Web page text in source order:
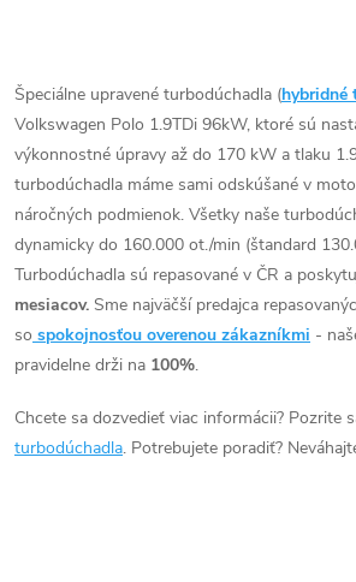
ASZ.
v
l
á
d
a
c
i
e
Špeciálne upravené turbodúchadla (hybridné
Volkswagen Polo 1.9TDi 96kW, ktoré sú
výkonnostné úpravy až do 170 kW a tlaku
turbodúchadla máme sami odskúšané v
náročných podmienok. Všetky naše
dynamicky do 160.000 ot./min (štandard
Turbodúchadla sú repasované v ČR a
mesiacov. Sme najväčší predajca
so spokojnosťou overenou zákazníkmi -
pravidelne drži na 100%.
Chcete sa dozvedieť viac informácii? Pozrite
turbodúchadla. Potrebujete poradiť?